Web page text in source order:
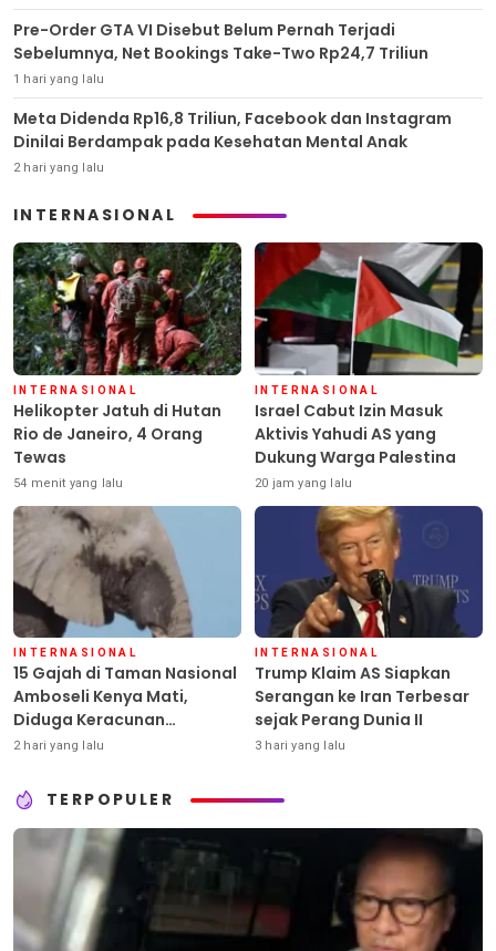
Pre-Order GTA VI Disebut Belum Pernah Terjadi
Sebelumnya, Net Bookings Take-Two Rp24,7 Triliun
1 hari yang lalu
Meta Didenda Rp16,8 Triliun, Facebook dan Instagram
Dinilai Berdampak pada Kesehatan Mental Anak
2 hari yang lalu
INTERNASIONAL
INTERNASIONAL
Helikopter Jatuh di Hutan
Rio de Janeiro, 4 Orang
Tewas
54 menit yang lalu
INTERNASIONAL
Israel Cabut Izin Masuk
Aktivis Yahudi AS yang
Dukung Warga Palestina
20 jam yang lalu
INTERNASIONAL
15 Gajah di Taman Nasional
Amboseli Kenya Mati,
Diduga Keracunan
Pestisida
2 hari yang lalu
INTERNASIONAL
Trump Klaim AS Siapkan
Serangan ke Iran Terbesar
sejak Perang Dunia II
3 hari yang lalu
TERPOPULER